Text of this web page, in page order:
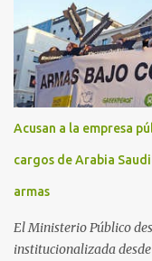
Acusan a la empresa
cargos de Arabia
armas
El Ministerio Público
institucionalizada